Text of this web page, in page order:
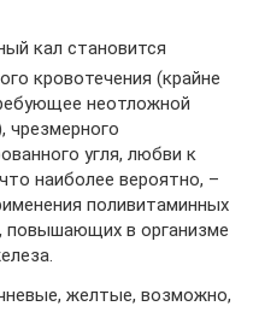
кал становится
кровотечения (крайне
неотложной
угля, любви к
наиболее вероятно, –
поливитаминных
повышающих в организме
желтые, возможно,